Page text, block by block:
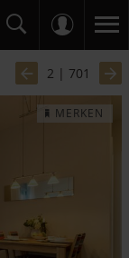
2 | 701
MERKEN